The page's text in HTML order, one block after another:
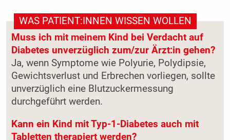
WAS PATIENT:INNEN WISSEN WOLLEN
Muss ich mit meinem Kind bei Verdacht auf
Diabetes unverzüglich zum/zur Ärzt:in gehen?
Ja, wenn Symptome wie Polyurie, Polydipsie,
Gewichtsverlust und Erbrechen vorliegen, sollte
unverzüglich eine Blutzuckermessung
durchgeführt werden.
Kann ein Kind mit Typ-1-Diabetes auch mit
Tabletten therapiert werden?